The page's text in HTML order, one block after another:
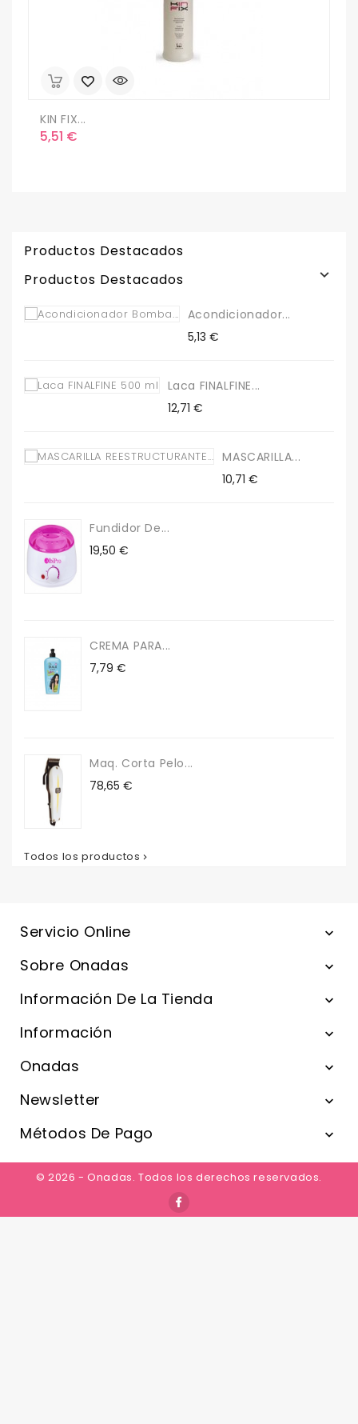
KIN FIX...
Precio
5,51 €
Productos Destacados
Productos Destacados

Acondicionador...
Precio
5,13 €
Laca FINALFINE...
Precio
12,71 €
MASCARILLA...
Precio
10,71 €
Fundidor De...
Precio
19,50 €
CREMA PARA...
Precio
7,79 €
Maq. Corta Pelo...
Precio
78,65 €
Todos los productos 
Servicio Online 
Sobre Onadas 
Información De La Tienda 
Información 
Onadas 
Newsletter 
Métodos De Pago 
© 2026 - Onadas. Todos los derechos reservados.